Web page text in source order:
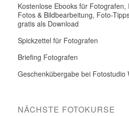
Kostenlose Ebooks für
Fotos & Bildbearbeitung, Foto-
gratis als Download
Spickzettel für Fotografen
Briefing Fotografen
Geschenkübergabe bei Fotostudio
NÄCHSTE FOTOKURSE